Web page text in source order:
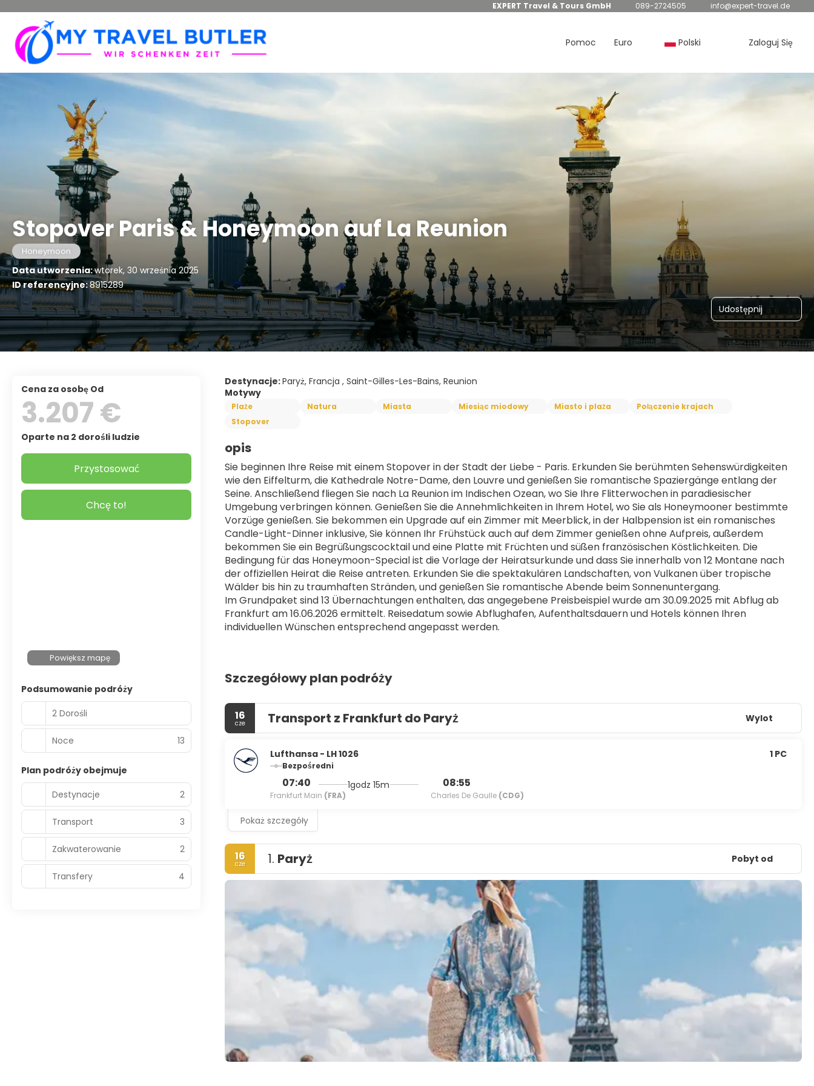
EXPERT Travel & Tours GmbH 089-2724505 info@expert-travel.de
Pomoc Euro Polski Zaloguj Się
Stopover Paris & Honeymoon auf La Reunion
Honeymoon
Data utworzenia:wtorek, 30 września 2025
ID referencyjne:8915289
Udostępnij
Destynacje:Paryż, Francja , Saint-Gilles-Les-Bains, Reunion
Motywy
Plaże Natura Miasta Miesiąc miodowy Miasto i plaża
Połączenie krajach
Stopover
opis
Sie beginnen Ihre Reise mit einem Stopover in der Stadt der Liebe - Paris. Erkunden Sie berühmten Sehenswürdigkeiten
wie den Eiffelturm, die Kathedrale Notre-Dame, den Louvre und genießen Sie romantische Spaziergänge entlang der
Seine. Anschließend fliegen Sie nach La Reunion im Indischen Ozean, wo Sie Ihre Flitterwochen in paradiesischer
Umgebung verbringen können. Genießen Sie die Annehmlichkeiten in Ihrem Hotel, wo Sie als Honeymooner bestimmte
Vorzüge genießen. Sie bekommen ein Upgrade auf ein Zimmer mit Meerblick, in der Halbpension ist ein romanisches
Candle-Light-Dinner inklusive, Sie können Ihr Frühstück auch auf dem Zimmer genießen ohne Aufpreis, außerdem
bekommen Sie ein Begrüßungscocktail und eine Platte mit Früchten und süßen französischen Köstlichkeiten. Die
Bedingung für das Honeymoon-Special ist die Vorlage der Heiratsurkunde und dass Sie innerhalb von 12 Montane nach
der offiziellen Heirat die Reise antreten. Erkunden Sie die spektakulären Landschaften, von Vulkanen über tropische
Wälder bis hin zu traumhaften Stränden, und genießen Sie romantische Abende beim Sonnenuntergang.
Im Grundpaket sind 13 Übernachtungen enthalten, das angegebene Preisbeispiel wurde am 30.09.2025 mit Abflug ab
Frankfurt am 16.06.2026 ermittelt. Reisedatum sowie Abflughafen, Aufenthaltsdauern und Hotels können Ihren
individuellen Wünschen entsprechend angepasst werden.
Szczegółowy plan podróży
16
cze Transport z Frankfurt do Paryż Wylot
Lufthansa - LH 1026
Bezpośredni
07:40
Frankfurt Main (FRA)
1godz 15m 08:55
Charles De Gaulle (CDG)
1 PC
Pokaż szczegóły
16
cze 1. Paryż Pobyt od
Cena za osobę Od
3.207 €
Oparte na 2 dorośli ludzie
Przystosować
Chcę to!
Powiększ mapę
Podsumowanie podróży
2 Dorośli
Noce 13
Plan podróży obejmuje
Destynacje
2
Transport 3
Zakwaterowanie 2
Transfery 4